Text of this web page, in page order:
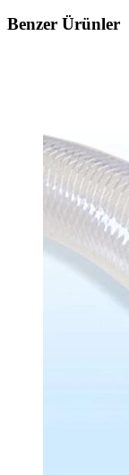
Benzer Ürünler